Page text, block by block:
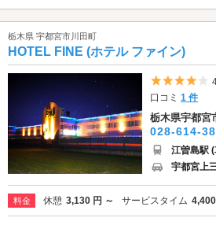
栃木県 宇都宮市川田町
HOTEL FINE (ホテル ファイン)
口コミ1 件
栃木県宇都宮
028-614-
江曽島駅
宇都宮上
料金 休憩 3,130 円 ～ サービスタイム